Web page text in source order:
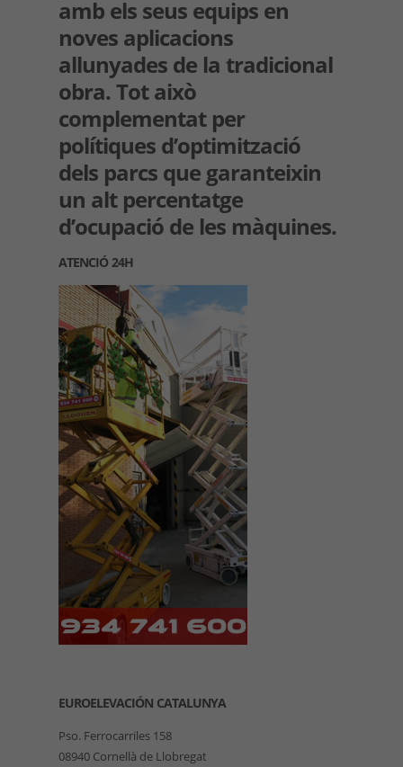
amb els seus equips en
noves aplicacions
allunyades de la tradicional
obra. Tot això
complementat per
polítiques d’optimització
dels parcs que garanteixin
un alt percentatge
d’ocupació de les màquines.
ATENCIÓ 24H
EUROELEVACIÓN CATALUNYA
Pso. Ferrocarriles 158
08940 Cornellà de Llobregat